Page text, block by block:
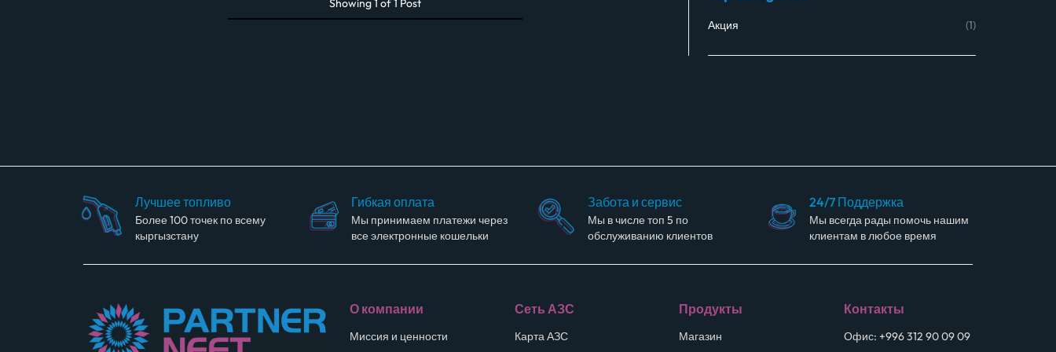
Showing1of1 Post
Акция (1)
Лучшее топливо
Более 100 точек по всему
кыргызстану
Гибкая оплата
Мы принимаем платежи через
все электронные кошельки
Забота и сервис
Мы в числе топ 5 по
обслуживанию клиентов
24/7 Поддержка
Мы всегда рады помочь нашим
клиентам в любое время
О компании
Миссия и ценности
Сеть АЗС
Карта АЗС
Продукты
Магазин
Контакты
Офис: +996 312 90 09 09